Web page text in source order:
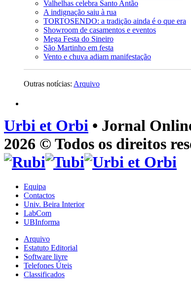
Valhelhas celebra Santo Antão
A indignação saiu à rua
TORTOSENDO: a tradição ainda é o que era
Showroom de casamentos e eventos
Mega Festa do Sineiro
São Martinho em festa
Vento e chuva adiam manifestação
Outras notícias: Arquivo
Urbi et Orbi • Jornal
2026 © Todos os direitos
Equipa
Contactos
Univ. Beira Interior
LabCom
UBInforma
Arquivo
Estatuto Editorial
Software livre
Telefones Úteis
Classificados